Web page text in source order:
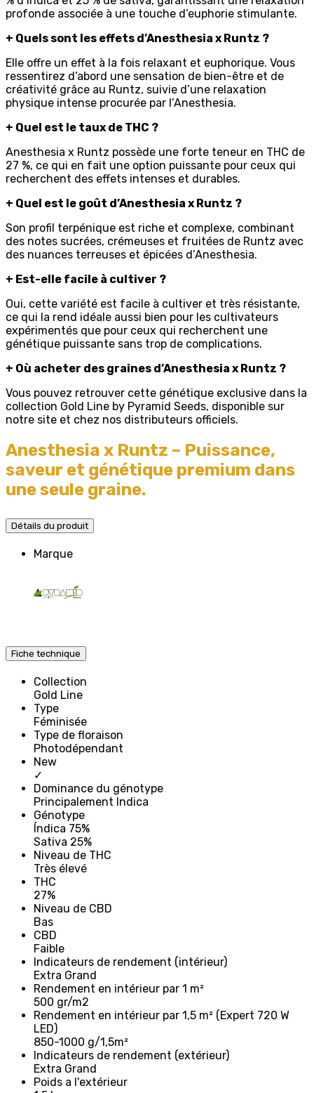
profonde associée à une touche d’euphorie stimulante.
+ Quels sont les effets d’Anesthesia x Runtz ?
Elle offre un effet à la fois relaxant et euphorique. Vous
ressentirez d’abord une sensation de bien-être et de
créativité grâce au Runtz, suivie d’une relaxation
physique intense procurée par l’Anesthesia.
+ Quel est le taux de THC ?
Anesthesia x Runtz possède une forte teneur en THC de
27 %, ce qui en fait une option puissante pour ceux qui
recherchent des effets intenses et durables.
+ Quel est le goût d’Anesthesia x Runtz ?
Son profil terpénique est riche et complexe, combinant
des notes sucrées, crémeuses et fruitées de Runtz avec
des nuances terreuses et épicées d’Anesthesia.
+ Est-elle facile à cultiver ?
Oui, cette variété est facile à cultiver et très résistante,
ce qui la rend idéale aussi bien pour les cultivateurs
expérimentés que pour ceux qui recherchent une
génétique puissante sans trop de complications.
+ Où acheter des graines d’Anesthesia x Runtz ?
Vous pouvez retrouver cette génétique exclusive dans la
collection Gold Line by Pyramid Seeds, disponible sur
notre site et chez nos distributeurs officiels.
Anesthesia x Runtz – Puissance,
saveur et génétique premium dans
une seule graine.
Détails du produit
Marque
Fiche technique
Collection
Gold Line
Type
Féminisée
Type de floraison
Photodépendant
New
✓
Dominance du génotype
Principalement Indica
Génotype
Índica 75%
Sativa 25%
Niveau de THC
Très élevé
THC
27%
Niveau de CBD
Bas
CBD
Faible
Indicateurs de rendement (intérieur)
Extra Grand
Rendement en intérieur par 1 m²
500 gr/m2
Rendement en intérieur par 1,5 m² (Expert 720 W
LED)
850-1000 g/1,5m²
Indicateurs de rendement (extérieur)
Extra Grand
Poids a l'extérieur